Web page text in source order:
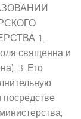
1.
священна и
3. Его
посредстве